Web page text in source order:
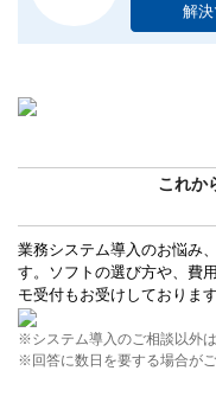
解決
これか
業務システム導入のお悩み
す。ソフトの選び方や、費
モ受付もお受けしております
※システム導入のご相談以外
※回答に数日を要する場合がご